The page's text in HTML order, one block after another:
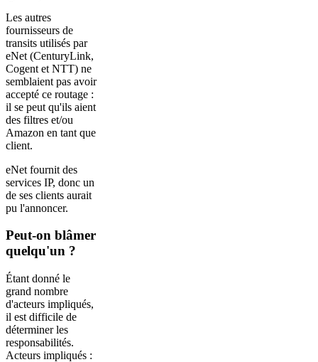
Les autres
fournisseurs de
transits utilisés par
eNet (CenturyLink,
Cogent et NTT) ne
semblaient pas avoir
accepté ce routage :
il se peut qu'ils aient
des filtres et/ou
Amazon en tant que
client.
eNet fournit des
services IP, donc un
de ses clients aurait
pu l'annoncer.
Peut-on blâmer
quelqu'un ?
Étant donné le
grand nombre
d'acteurs impliqués,
il est difficile de
déterminer les
responsabilités.
Acteurs impliqués :